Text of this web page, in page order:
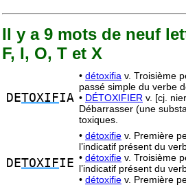
Il y a 9 mots de neuf
F, I, O, T et X
DETOXIFIA
• détoxifia v. Troisième
passé simple du verbe
• DÉTOXIFIER v. [cj.
Débarrasser (une
toxiques.
DETOXIFIE
• détoxifie v. Première
l’indicatif présent du
• détoxifie v. Troisième
l’indicatif présent du
• détoxifie v. Première